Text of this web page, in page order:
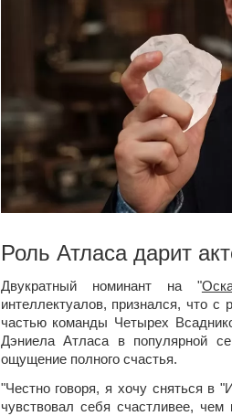
Роль Атласа дарит
Двукратный номинант на "
интеллектуалов, признался, что
частью команды Четырех
Дэниела Атласа в популярной
ощущение полного счастья.
"Честно говоря, я хочу сняться
чувствовал себя счастливее,